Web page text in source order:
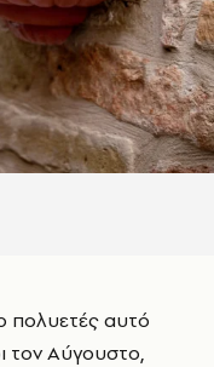
τον Αύγουστο,